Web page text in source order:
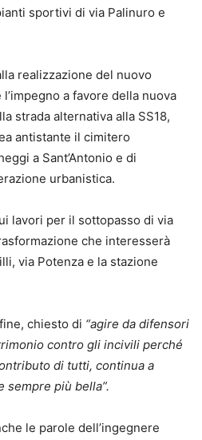
sportivi di via Palinuro e
realizzazione del nuovo
a favore della nuova
strada alternativa alla SS18,
antistante il cimitero
a Sant’Antonio e di
urbanistica.
lavori per il sottopasso di via
che interesserà
via Potenza e la stazione
chiesto di “agire da difensori
contro gli incivili perché
di tutti, continua a
sempre più bella”.
le parole dell’ingegnere